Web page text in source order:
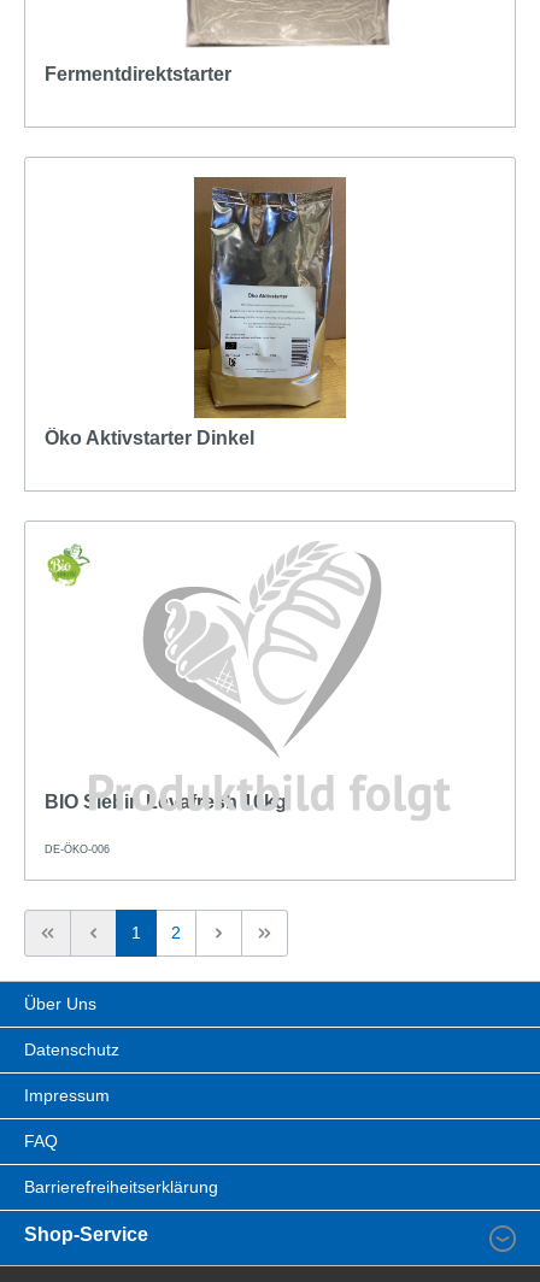
Fermentdirektstarter
Öko Aktivstarter Dinkel
BIO Siebin Levafresh 10kg
DE-ÖKO-006
1 2
Über Uns
Datenschutz
Impressum
FAQ
Barrierefreiheitserklärung
Shop-Service